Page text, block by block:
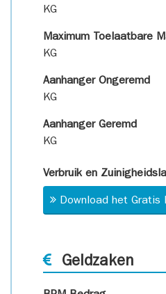
KG
Maximum Toelaatbare
KG
Aanhanger Ongeremd
KG
Aanhanger Geremd
KG
Verbruik en
Download het
Geldzaken